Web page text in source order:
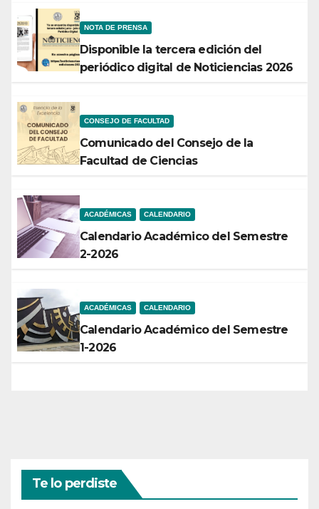
NOTA DE PRENSA
Disponible la tercera edición del
periódico digital de Noticiencias 2026
CONSEJO DE FACULTAD
Comunicado del Consejo de la
Facultad de Ciencias
ACADÉMICAS CALENDARIO
Calendario Académico del Semestre
2-2026
ACADÉMICAS CALENDARIO
Calendario Académico del Semestre
1-2026
Te lo perdiste